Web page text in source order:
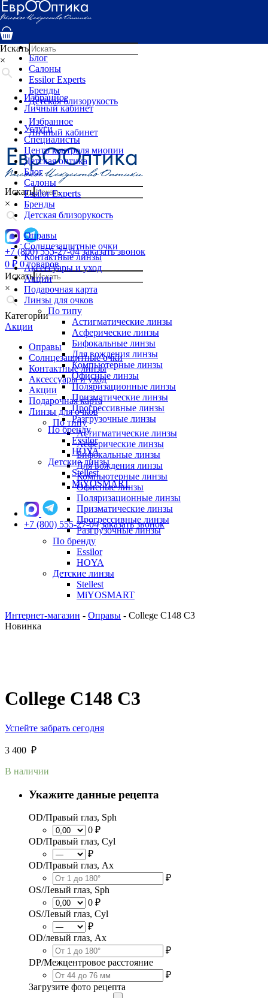
Услуги
Специалисты
Детская оптика
Блог
Салоны
Essilor Experts
Бренды
Детская близорукость
Избранное
Личный кабинет
Искать
×
+7 (800) 555-27-04 заказать звонок
0 ₽ 0 товаров
Искать
×
Категории
Акции
Оправы
Солнцезащитные очки
Контактные линзы
Аксессуары и уход
Акции
Подарочная карта
Линзы для очков
По типу
Астигматические линзы
Асферические линзы
Бифокальные линзы
Для вождения линзы
Компьютерные линзы
Офисные линзы
Поляризационные линзы
Призматические линзы
Прогрессивные линзы
Разгрузочные линзы
По бренду
Essilor
HOYA
Детские линзы
Stellest
MiYOSMART
Искать
×
Избранное
Личный кабинет
Услуги
Специалисты
Центр контроля миопии
Детская оптика
Блог
Салоны
Essilor Experts
Бренды
Детская близорукость
Оправы
Солнцезащитные очки
Контактные линзы
Аксессуары и уход
Акции
Подарочная карта
Линзы для очков
По типу
Астигматические линзы
Асферические линзы
Бифокальные линзы
Для вождения линзы
Компьютерные линзы
Офисные линзы
Поляризационные линзы
Призматические линзы
Прогрессивные линзы
Разгрузочные линзы
По бренду
Essilor
HOYA
Детские линзы
Stellest
MiYOSMART
+7 (800) 555-27-04 заказать звонок
Интернет-магазин - Оправы - College C148 C3
Новинка
College C148 C3
Успейте забрать сегодня
3 400 ₽
В наличии
Укажите данные рецепта
OD/Правый глаз, Sph
0 ₽
OD/Правый глаз, Cyl
₽
OD/Правый глаз, Ax
₽
OS/Левый глаз, Sph
0 ₽
OS/Левый глаз, Cyl
₽
OD/левый глаз, Ax
₽
DP/Межцентровое расстояние
₽
Загрузите фото рецепта